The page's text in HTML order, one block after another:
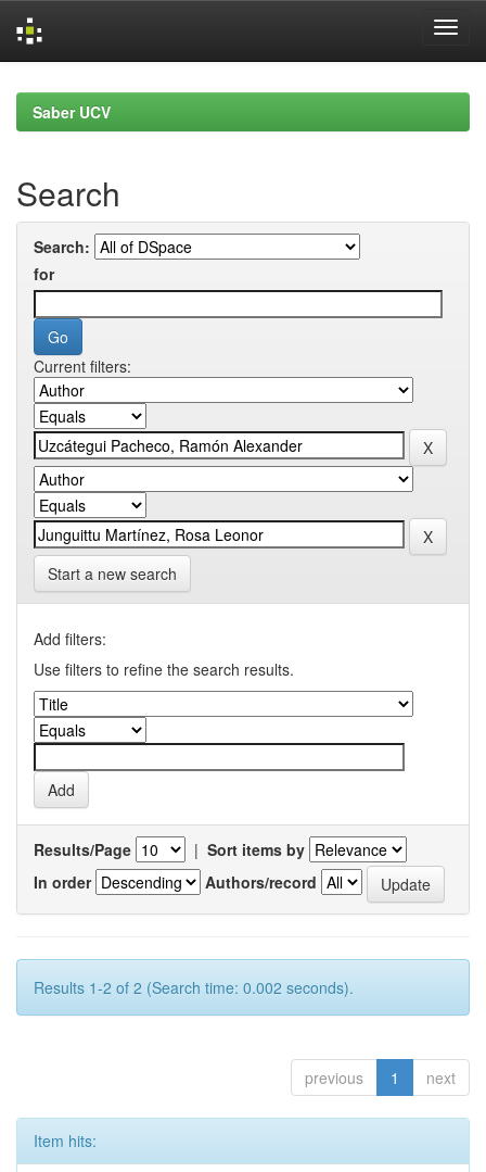
navigationSaber UCV
Search
Search:
for
Current filters:
Start a new search
Add filters:
Use filters to refine the search results.
Results/Page | Sort items by
In order
Authors/record
Results 1-2 of 2 (Search time: 0.002 seconds).
previous 1 next
Item hits: